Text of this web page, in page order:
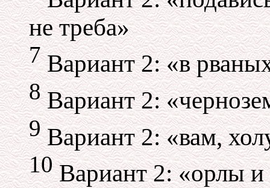
не треба»
7Вариант 2: «в
8Вариант 2:
9Вариант 2: «вам,
10Вариант 2: «орлы и